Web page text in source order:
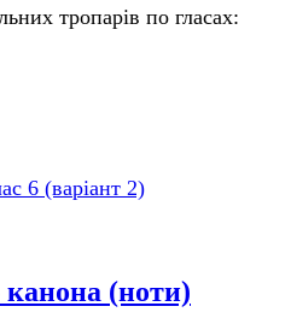
тропарів по гласах:
6 (варіант 2)
канона (ноти)